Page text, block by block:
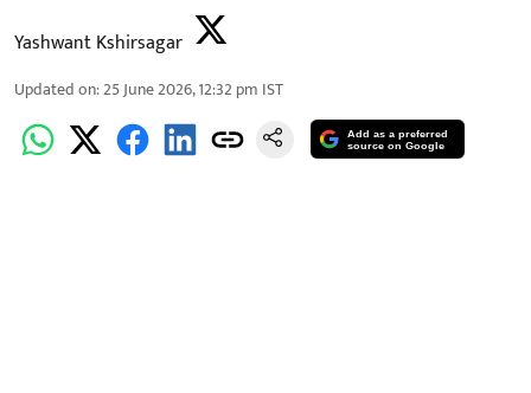
Yashwant Kshirsagar
Updated on:25 June 2026, 12:32 pm IST
Add as a preferred
source on Google